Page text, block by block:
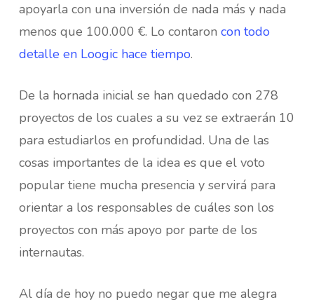
apoyarla con una inversión de nada más y nada
menos que 100.000 €. Lo contaron con todo
detalle en Loogic hace tiempo.
De la hornada inicial se han quedado con 278
proyectos de los cuales a su vez se extraerán 10
para estudiarlos en profundidad. Una de las
cosas importantes de la idea es que el voto
popular tiene mucha presencia y servirá para
orientar a los responsables de cuáles son los
proyectos con más apoyo por parte de los
internautas.
Al día de hoy no puedo negar que me alegra